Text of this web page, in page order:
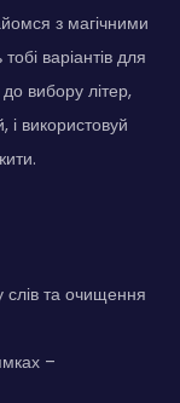
з магічними
варіантів для
вибору літер,
і використовуй
слів та очищення
–